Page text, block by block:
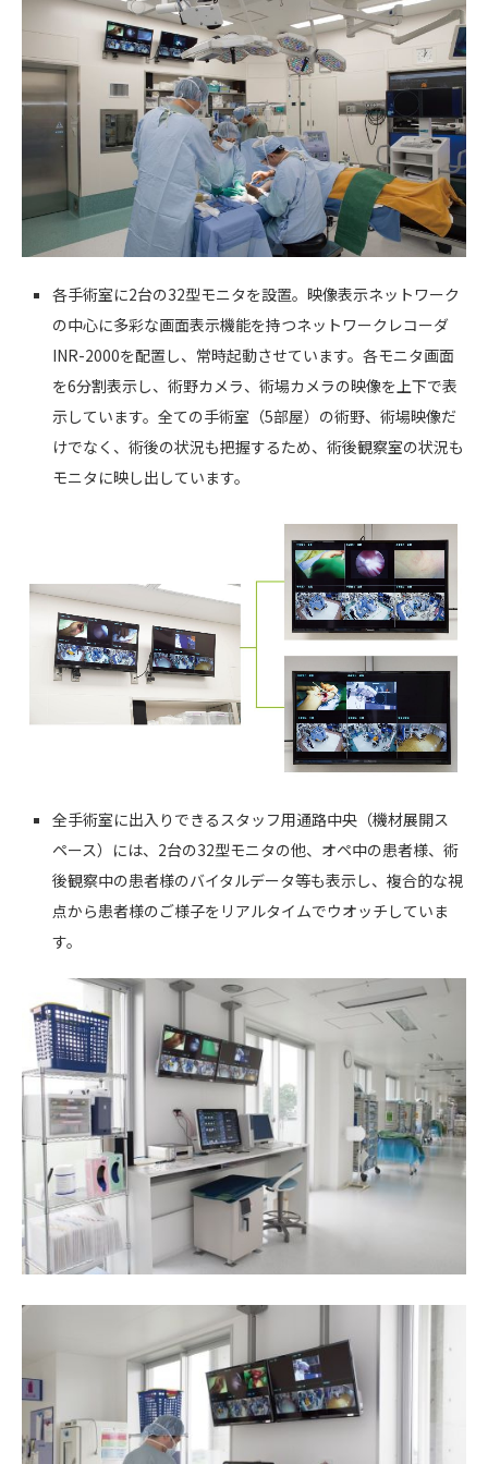
各手術室に2台の32型モニタを設置。映像表示ネットワーク
の中心に多彩な画面表示機能を持つネットワークレコーダ
INR-2000を配置し、常時起動させています。各モニタ画面
を6分割表示し、術野カメラ、術場カメラの映像を上下で表
示しています。全ての手術室（5部屋）の術野、術場映像だ
けでなく、術後の状況も把握するため、術後観察室の状況も
モニタに映し出しています。
全手術室に出入りできるスタッフ用通路中央（機材展開ス
ペース）には、2台の32型モニタの他、オペ中の患者様、術
後観察中の患者様のバイタルデータ等も表示し、複合的な視
点から患者様のご様子をリアルタイムでウオッチしていま
す。